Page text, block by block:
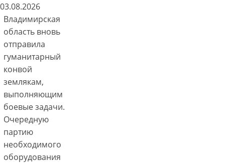
03.08.2026
Владимирская
область вновь
отправила
гуманитарный
конвой
землякам,
выполняющим
боевые задачи.
Очередную
партию
необходимого
оборудования